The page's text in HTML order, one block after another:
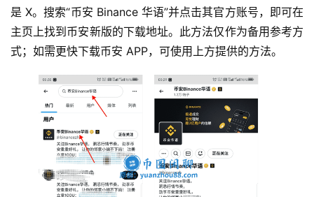
是 X。搜索“币安 Binance 华语”并点击其官方账号，即可在
主页上找到币安新版的下载地址。此方法仅作为备用参考方
式；如需更快下载币安 APP，可使用上方提供的方法。